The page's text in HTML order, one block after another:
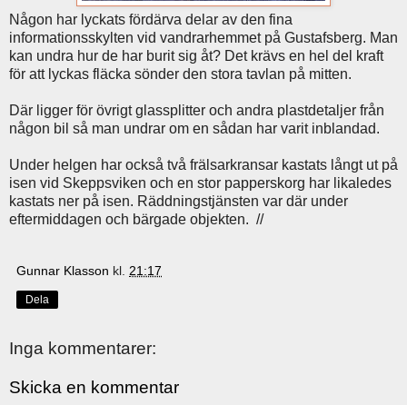
Någon har lyckats fördärva delar av den fina
informationsskylten vid vandrarhemmet på Gustafsberg. Man
kan undra hur de har burit sig åt? Det krävs en hel del kraft
för att lyckas fläcka sönder den stora tavlan på mitten.
Där ligger för övrigt glassplitter och andra plastdetaljer från
någon bil så man undrar om en sådan har varit inblandad.
Under helgen har också två frälsarkransar kastats långt ut på
isen vid Skeppsviken och en stor papperskorg har likaledes
kastats ner på isen. Räddningstjänsten var där under
eftermiddagen och bärgade objekten. //
Gunnar Klasson kl. 21:17
Dela
Inga kommentarer:
Skicka en kommentar